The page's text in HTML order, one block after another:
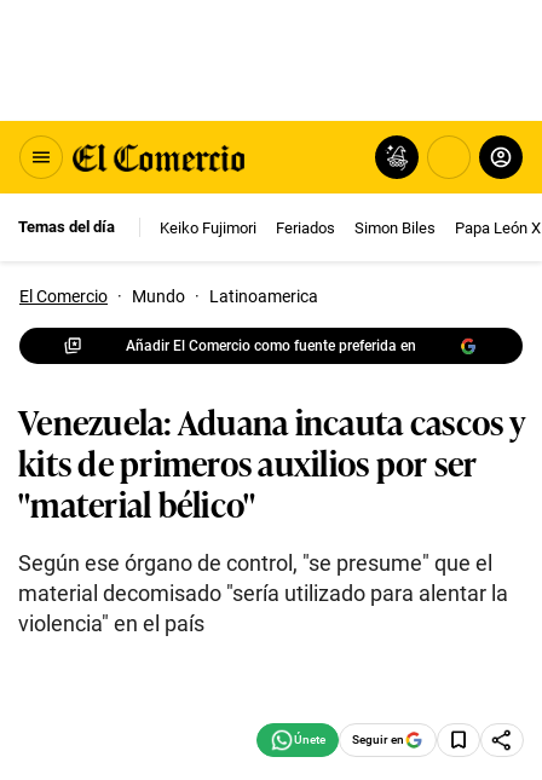
Temas del día Keiko Fujimori Feriados Simon Biles Papa León
El Comercio · Mundo · Latinoamerica
Añadir El Comercio como fuente preferida en
Venezuela: Aduana incauta cascos y
kits de primeros auxilios por ser
"material bélico"
Según ese órgano de control, "se presume" que el
material decomisado "sería utilizado para alentar la
violencia" en el país
Seguir en